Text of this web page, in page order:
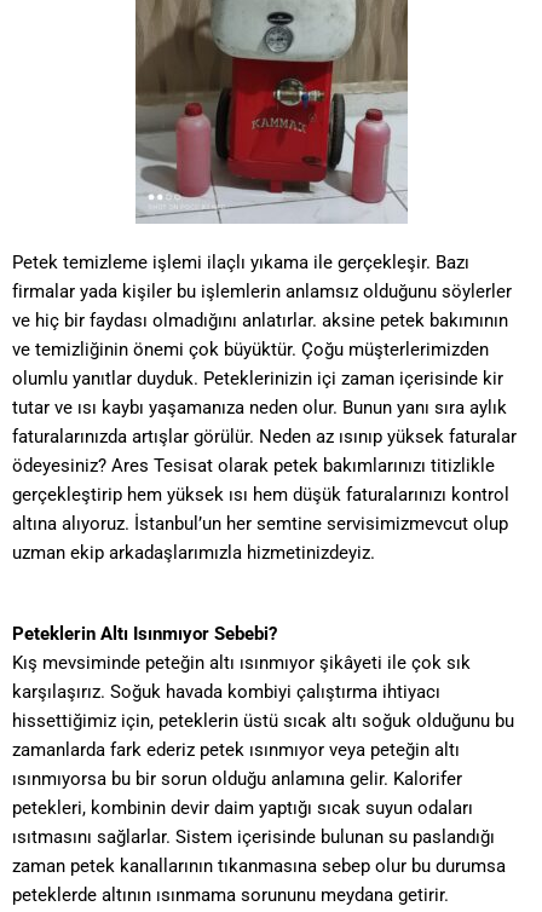
Petek temizleme işlemi ilaçlı yıkama ile gerçekleşir. Bazı
firmalar yada kişiler bu işlemlerin anlamsız olduğunu söylerler
ve hiç bir faydası olmadığını anlatırlar. aksine petek bakımının
ve temizliğinin önemi çok büyüktür. Çoğu müşterlerimizden
olumlu yanıtlar duyduk. Peteklerinizin içi zaman içerisinde kir
tutar ve ısı kaybı yaşamanıza neden olur. Bunun yanı sıra aylık
faturalarınızda artışlar görülür. Neden az ısınıp yüksek faturalar
ödeyesiniz? Ares Tesisat olarak petek bakımlarınızı titizlikle
gerçekleştirip hem yüksek ısı hem düşük faturalarınızı kontrol
altına alıyoruz. İstanbul’un her semtine servisimizmevcut olup
uzman ekip arkadaşlarımızla hizmetinizdeyiz.
Peteklerin Altı Isınmıyor Sebebi?
Kış mevsiminde peteğin altı ısınmıyor şikâyeti ile çok sık
karşılaşırız. Soğuk havada kombiyi çalıştırma ihtiyacı
hissettiğimiz için, peteklerin üstü sıcak altı soğuk olduğunu bu
zamanlarda fark ederiz petek ısınmıyor veya peteğin altı
ısınmıyorsa bu bir sorun olduğu anlamına gelir. Kalorifer
petekleri, kombinin devir daim yaptığı sıcak suyun odaları
ısıtmasını sağlarlar. Sistem içerisinde bulunan su paslandığı
zaman petek kanallarının tıkanmasına sebep olur bu durumsa
peteklerde altının ısınmama sorununu meydana getirir.